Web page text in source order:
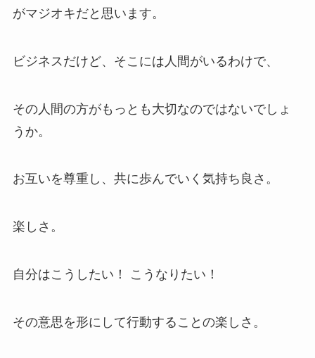
がマジオキだと思います。
ビジネスだけど、そこには人間がいるわけで、
その人間の方がもっとも大切なのではないでしょ
うか。
お互いを尊重し、共に歩んでいく気持ち良さ。
楽しさ。
自分はこうしたい！ こうなりたい！
その意思を形にして行動することの楽しさ。